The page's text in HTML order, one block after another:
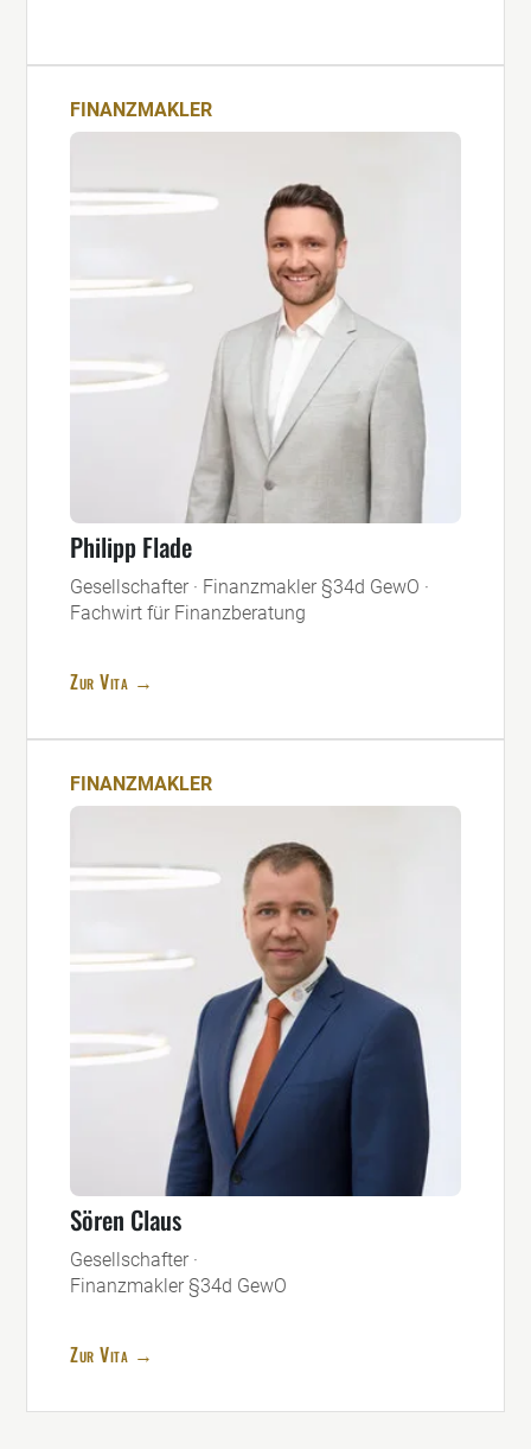
FINANZMAKLER
Philipp Flade
Gesellschafter · Finanzmakler §34d GewO ·
Fachwirt für Finanzberatung
Zur Vita →
FINANZMAKLER
Sören Claus
Gesellschafter ·
Finanzmakler §34d GewO
Zur Vita →